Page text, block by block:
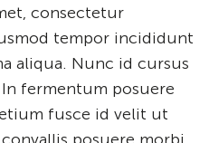
consectetur
tempor incididunt
aliqua. Nunc id cursus
fermentum posuere
fusce id velit ut
posuere morbi